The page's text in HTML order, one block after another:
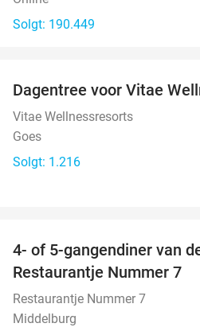
Solgt: 190.449
Dagentree voor Vitae
Vitae Wellnessresorts
Goes
Solgt: 1.216
4- of 5-gangendiner van
Restaurantje Nummer 7
Restaurantje Nummer 7
Middelburg